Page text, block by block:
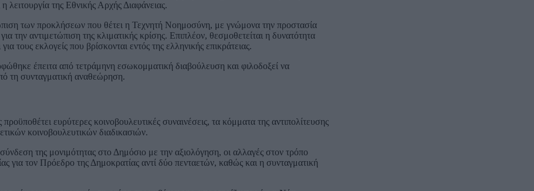
λειτουργία της Εθνικής Αρχής Διαφάνειας.
των προκλήσεων που θέτει η Τεχνητή Νοημοσύνη, με γνώμονα την προστασία
την αντιμετώπιση της κλιματικής κρίσης. Επιπλέον, θεσμοθετείται η δυνατότητα
τους εκλογείς που βρίσκονται εντός της ελληνικής επικράτειας.
έπειτα από τετράμηνη εσωκομματική διαβούλευση και φιλοδοξεί να
τη συνταγματική αναθεώρηση.
ευρύτερες κοινοβουλευτικές συναινέσεις, τα κόμματα της αντιπολίτευσης
κοινοβουλευτικών διαδικασιών.
της μονιμότητας στο Δημόσιο με την αξιολόγηση, οι αλλαγές στον τρόπο
για τον Πρόεδρο της Δημοκρατίας αντί δύο πενταετών, καθώς και η συνταγματική